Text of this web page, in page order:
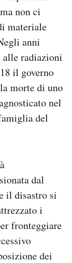
non ci
materiale
anni
alle radiazioni
il governo
morte di uno
nel
del
dal
il disastro si
i
fronteggiare
dei